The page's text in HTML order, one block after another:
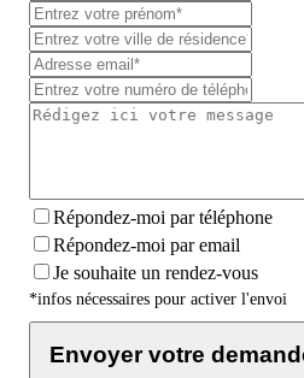
Répondez-moi par téléphone
Répondez-moi par email
Je souhaite un rendez-vous
*infos nécessaires pour activer l'envoi
Envoyer votre